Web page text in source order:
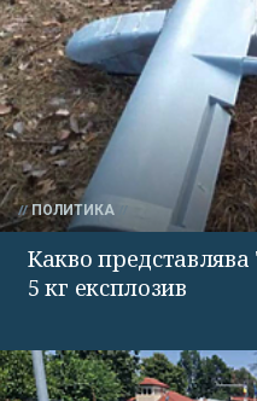
ПОЛИТИКА
Какво
5 кг експлозив